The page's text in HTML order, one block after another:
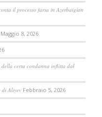
il processo farsa in Azerbaigian
Maggio 8, 2026
certa condanna inflitta dal
di Aliyev Febbraio 5, 2026